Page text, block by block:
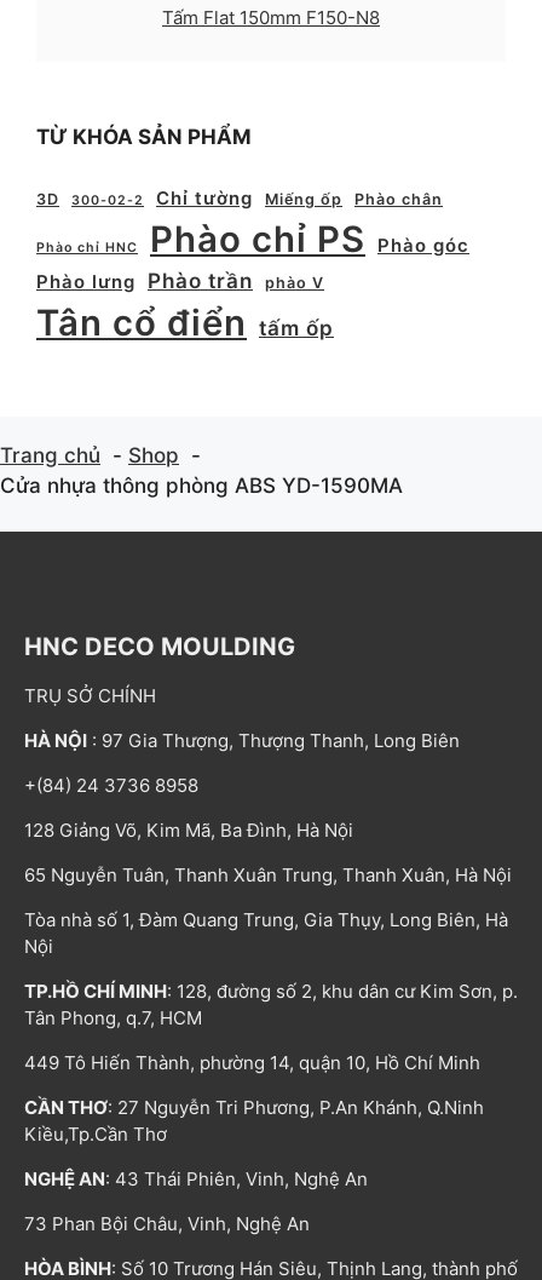
Tấm Flat 150mm F150-N8
TỪ KHÓA SẢN PHẨM
3D 300-02-2 Chỉ tường Miếng ốp Phào chân
Phào chỉ HNC Phào chỉ PS
Phào góc
Phào lưng
Phào trần phào V
Tân cổ điển tấm ốp
Trang chủ
Shop
Cửa nhựa thông phòng ABS YD-1590MA
HNC DECO MOULDING
TRỤ SỞ CHÍNH
HÀ NỘI : 97 Gia Thượng, Thượng Thanh, Long Biên
+(84) 24 3736 8958
128 Giảng Võ, Kim Mã, Ba Đình, Hà Nội
65 Nguyễn Tuân, Thanh Xuân Trung, Thanh Xuân, Hà Nội
Tòa nhà số 1, Đàm Quang Trung, Gia Thụy, Long Biên, Hà
Nội
TP.HỒ CHÍ MINH: 128, đường số 2, khu dân cư Kim Sơn, p.
Tân Phong, q.7, HCM
449 Tô Hiến Thành, phường 14, quận 10, Hồ Chí Minh
CẦN THƠ: 27 Nguyễn Tri Phương, P.An Khánh, Q.Ninh
Kiều,Tp.Cần Thơ
NGHỆ AN: 43 Thái Phiên, Vinh, Nghệ An
73 Phan Bội Châu, Vinh, Nghệ An
HÒA BÌNH: Số 10 Trương Hán Siêu, Thịnh Lang, thành phố